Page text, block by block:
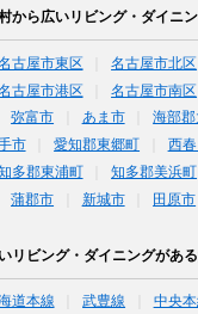
から広いリビング・ダイニ
古屋市東区 名古屋市北区
古屋市港区 名古屋市南区
弥富市 あま市 海部郡
市 愛知郡東郷町 西
多郡東浦町 知多郡美浜町
蒲郡市 新城市 田原市
リビング・ダイニングがあ
道本線 武豊線 中央